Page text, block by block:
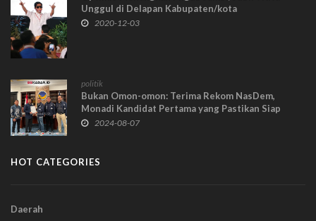
Unggul di Delapan Kabupaten/kota
2020-12-03
politik
Bukan Omon-omon: Terima Rekom NasDem,
Monadi Kandidat Pertama yang Pastikan Siap
Berlayar di Pilkada Kerinci
2024-08-07
HOT CATEGORIES
Daerah